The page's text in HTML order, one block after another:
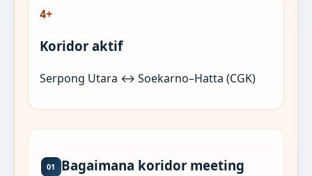
4+
Koridor aktif
Serpong Utara ↔ Soekarno–Hatta (CGK)
01
Bagaimana koridor meeting